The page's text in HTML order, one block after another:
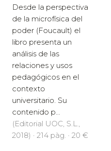
Desde la perspectiva
de la microfísica del
poder (Foucault) el
libro presenta un
análisis de las
relaciones y usos
pedagógicos en el
contexto
universitario. Su
contenido p...
(Editorial UOC, S.L.,
2018) · 214 pàg. · 20 €